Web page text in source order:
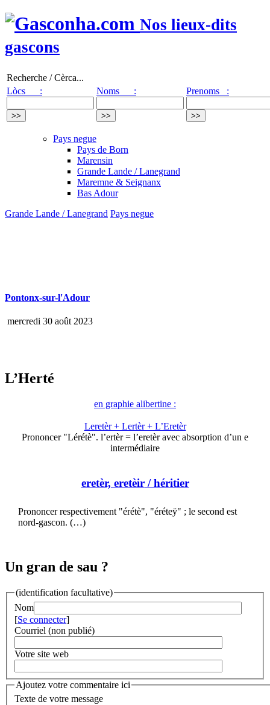
Nos lieux-dits
gascons
Recherche / Cèrca...
Lòcs :
Noms : Prenoms :
Pays negue
Pays de Born
Marensin
Grande Lande / Lanegrand
Maremne & Seignanx
Bas Adour
Grande Lande / Lanegrand Pays negue
Pontonx-sur-l'Adour
mercredi 30 août 2023
L’Herté
en graphie alibertine :
Leretèr + Lertèr + L’Eretèr
Prononcer "Lérétè". l’ertèr = l’eretèr avec absorption d’un e
intermédiaire
eretèr, eretèir/ héritier
Prononcer respectivement "érétè", "éréteÿ" ; le second est
nord-gascon. (…)
Un gran de sau ?
(identification facultative)
Nom
[Se connecter]
Courriel (non publié)
Votre site web
Ajoutez votre commentaire ici
Texte de votre message